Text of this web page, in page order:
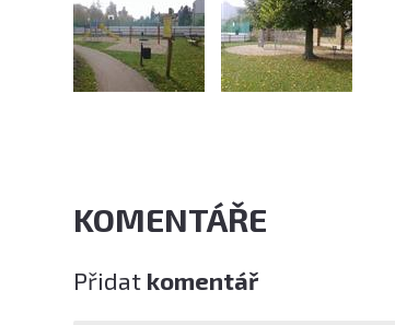
KOMENTÁŘE
Přidat komentář